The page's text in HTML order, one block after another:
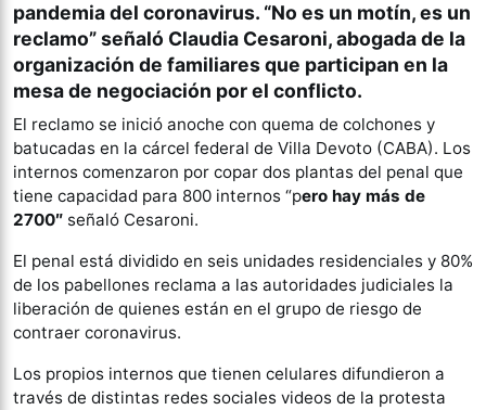
pandemia del coronavirus. “No es un motín, es un
reclamo” señaló Claudia Cesaroni, abogada de la
organización de familiares que participan en la
mesa de negociación por el conflicto.
El reclamo se inició anoche con quema de colchones y
batucadas en la cárcel federal de Villa Devoto (CABA). Los
internos comenzaron por copar dos plantas del penal que
tiene capacidad para 800 internos “pero hay más de
2700″ señaló Cesaroni.
El penal está dividido en seis unidades residenciales y 80%
de los pabellones reclama a las autoridades judiciales la
liberación de quienes están en el grupo de riesgo de
contraer coronavirus.
Los propios internos que tienen celulares difundieron a
través de distintas redes sociales videos de la protesta